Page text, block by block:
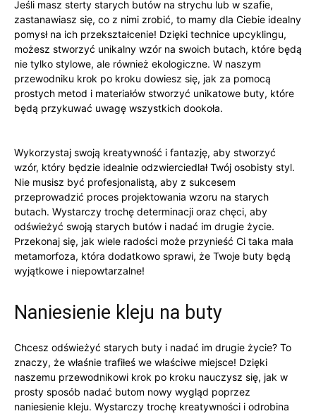
Jeśli masz‍ sterty starych butów⁣ na strychu lub ⁤w szafie,
zastanawiasz ⁤się, co z nimi zrobić, to mamy dla Ciebie idealny
⁢pomysł na ⁤ich przekształcenie! ‌Dzięki technice upcyklingu,
możesz stworzyć unikalny wzór ​na swoich butach, ‍które będą⁤
nie⁣ tylko stylowe, ale również ekologiczne. W naszym
przewodniku⁢ krok po kroku ⁢dowiesz​ się,‌ jak za pomocą
prostych metod i materiałów stworzyć unikatowe buty,​ które
będą przykuwać uwagę wszystkich ⁤dookoła.
Wykorzystaj swoją kreatywność i fantazję, aby stworzyć
⁢wzór, który będzie idealnie odzwierciedlał Twój osobisty styl.
Nie‌ musisz być profesjonalistą, aby‍ z sukcesem ​
przeprowadzić proces projektowania wzoru⁣ na starych
butach. Wystarczy trochę determinacji oraz chęci, aby⁤
odświeżyć ⁣swoją starych butów i nadać im ​drugie życie.⁢
Przekonaj⁢ się, jak wiele radości może przynieść Ci taka ‌mała
metamorfoza, która dodatkowo sprawi,​ że Twoje‍ buty ‍będą
wyjątkowe i ⁢niepowtarzalne!
Naniesienie kleju‌ na buty
Chcesz odświeżyć starych‌ buty ⁢i‌ nadać ‌im drugie życie? To​
znaczy, że właśnie⁢ trafiłeś we właściwe miejsce! Dzięki
naszemu przewodnikowi krok po kroku nauczysz się, jak w
prosty‌ sposób⁤ nadać‌ butom nowy wygląd poprzez⁢
naniesienie ⁣kleju. Wystarczy⁢ trochę ‌kreatywności ⁢i ⁤odrobina